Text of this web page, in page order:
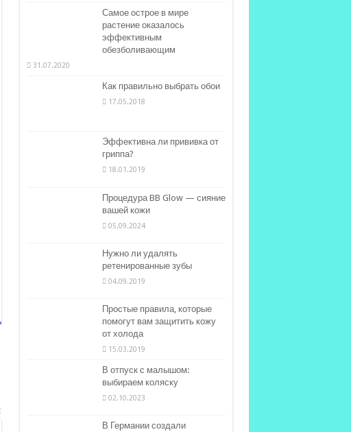
Самое острое в мире
растение оказалось
эффективным
обезболивающим
31.07.2020
Как правильно выбрать обои
17.05.2018
Эффективна ли прививка от
гриппа?
18.01.2019
Процедура BB Glow — сияние
вашей кожи
05.09.2024
Нужно ли удалять
ретенированные зубы
04.09.2019
Простые правила, которые
помогут вам защитить кожу
от холода
15.03.2019
В отпуск с малышом:
выбираем коляску
02.10.2023
В Германии создали